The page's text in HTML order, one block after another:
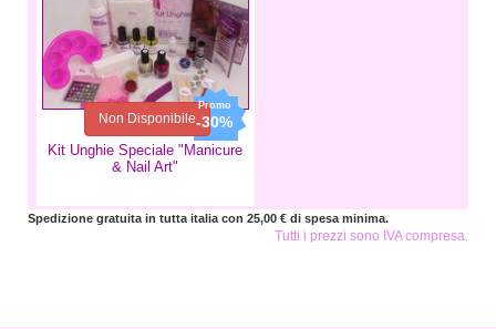
-30%
Kit Unghie Speciale "Manicure
& Nail Art"
Non Disponibile
Spedizione gratuita in tutta italia con 25,00 € di spesa minima.
Tutti i prezzi sono IVA compresa.